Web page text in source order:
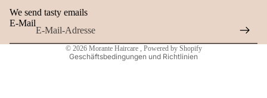
We send tasty emails
E-Mail
© 2026 Morante Haircare , Powered by Shopify
Geschäftsbedingungen und Richtlinien
Kontaktinformationen
Impressum